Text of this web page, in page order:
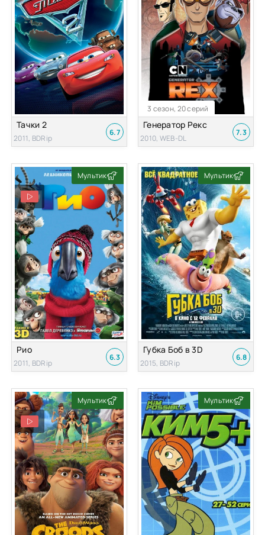
Тачки 2
2011, BDRip
6.7
3 сезон, 20 серий
Генератор Рекс
2010, WEB-DL
7.3
Мультик
Рио
2011, BDRip
6.3
Мультик
Губка Боб в 3D
2015, BDRip
6.8
Мультик Мультик